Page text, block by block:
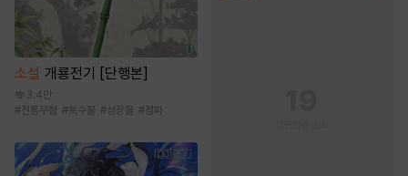
소설 개룡전기 [단행본]
3.4만
#전통무협 #복수물 #성장물 #정파